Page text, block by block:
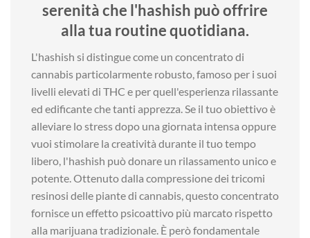
serenità che l'hashish può offrire
alla tua routine quotidiana.
L'hashish si distingue come un concentrato di
cannabis particolarmente robusto, famoso per i suoi
livelli elevati di THC e per quell'esperienza rilassante
ed edificante che tanti apprezza. Se il tuo obiettivo è
alleviare lo stress dopo una giornata intensa oppure
vuoi stimolare la creatività durante il tuo tempo
libero, l'hashish può donare un rilassamento unico e
potente. Ottenuto dalla compressione dei tricomi
resinosi delle piante di cannabis, questo concentrato
fornisce un effetto psicoattivo più marcato rispetto
alla marijuana tradizionale. È però fondamentale